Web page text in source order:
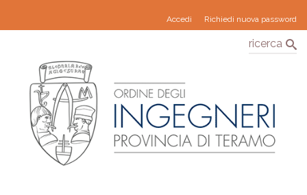
Accedi Richiedi nuova password
ricerca